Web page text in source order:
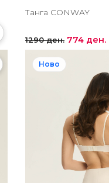
Танга CONWAY
1290 ден. 774 ден.
Ново